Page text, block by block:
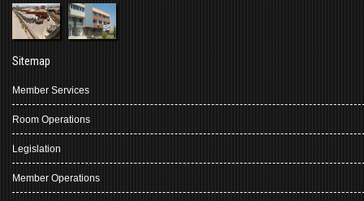
Sitemap
Member Services
Room Operations
Legislation
Member Operations